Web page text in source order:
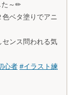
た～✏
ベタ塗りでアニ
センス問われる気
心者 #イラスト練